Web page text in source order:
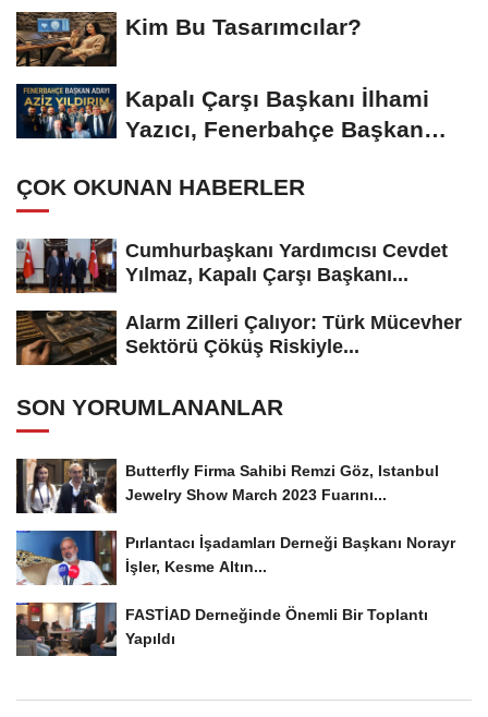
Kim Bu Tasarımcılar?
Kapalı Çarşı Başkanı İlhami
Yazıcı, Fenerbahçe Başkan
ÇOK OKUNAN HABERLER
Cumhurbaşkanı Yardımcısı Cevdet
Yılmaz, Kapalı Çarşı Başkanı...
Alarm Zilleri Çalıyor: Türk Mücevher
Sektörü Çöküş Riskiyle...
SON YORUMLANANLAR
Butterfly Firma Sahibi Remzi Göz, Istanbul
Jewelry Show March 2023 Fuarını...
Pırlantacı İşadamları Derneği Başkanı Norayr
İşler, Kesme Altın...
FASTİAD Derneğinde Önemli Bir Toplantı
Yapıldı